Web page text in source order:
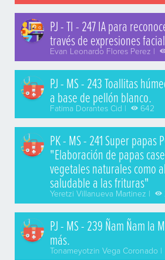
PJ - TI - 247 IA para
través de expresiones
Evan Leonardo Flores Perez |
PJ - MS - 243 Toallitas
a base de pellón blanco.
Fatima Dorantes Cid | 642
PK - MS - 241 Super papas
"Elaboración de papas
vegetales naturales como
saludable a las frituras"
Yeretzi Villanueva Martinez |
PJ - MS - 239 Ñam Ñam la
más.
Tonameyotzin Vega Coronado |